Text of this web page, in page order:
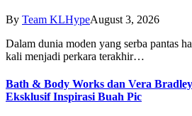
By Team KLHypeAugust 3, 2026
Dalam dunia moden yang serba pantas
kali menjadi perkara terakhir…
Bath & Body Works dan Vera
Eksklusif Inspirasi Buah Pic